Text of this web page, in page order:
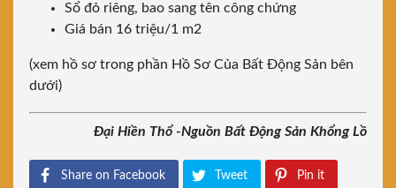
Sổ đỏ riêng, bao sang tên công chứng
Giá bán 16 triệu/1 m2
(xem hồ sơ trong phần Hồ Sơ Của Bất Động Sản bên
dưới)
Đại Hiền Thổ -Nguồn Bất Động Sản Khổng Lồ
Share on Facebook Tweet Pin it